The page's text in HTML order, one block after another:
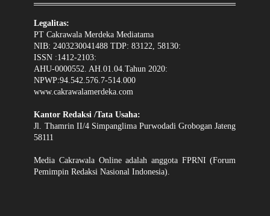
Legalitas:
PT Cakrawala Merdeka Mediatama
NIB: 2403230041488 TDP: 83122, 58130:
ISSN :1412-2103:
AHU-0000552. AH.01.04.Tahun 2020:
NPWP:94.542.576.7-514.000
www.cakrawalamerdeka.com
Kantor Redaksi /Tata Usaha:
Jl. Thamrin II/4 Simpanglima Purwodadi Grobogan Jateng
58111
Media Cakrawala Online adalah anggota FPRNI (Forum
Pemimpin Redaksi Nasional Indonesia).